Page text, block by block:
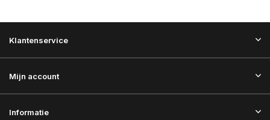
Klantenservice
Mijn account
Informatie